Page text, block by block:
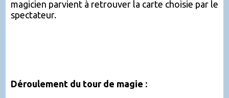
magicien parvient à retrouver la carte choisie par le
spectateur.
Déroulement du tour de magie :